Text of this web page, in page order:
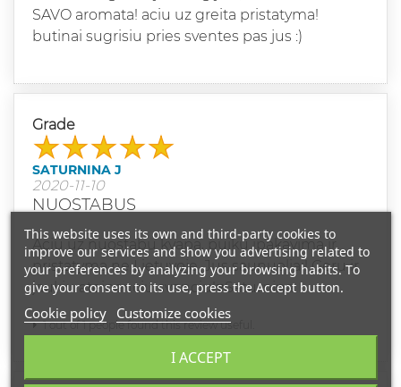
SAVO aromata! aciu uz greita pristatyma!
butinai sugrisiu pries sventes pas jus :)
Grade
SATURNINA J
2020-11-10
NUOSTABUS
Aciu uz nuostabu kvapa, puiku ipakavima ir
pristatyma ne Lietuvoje. Jus saunuoliai! Geru ir
jaukiu ateinanciu svenciu!♥️Saturnina
1 out of 1 people found this review useful.
This website uses its own and third-party cookies to
improve our services and show you advertising related to
your preferences by analyzing your browsing habits. To
give your consent to its use, press the Accept button.
Cookie policy Customize cookies
I ACCEPT